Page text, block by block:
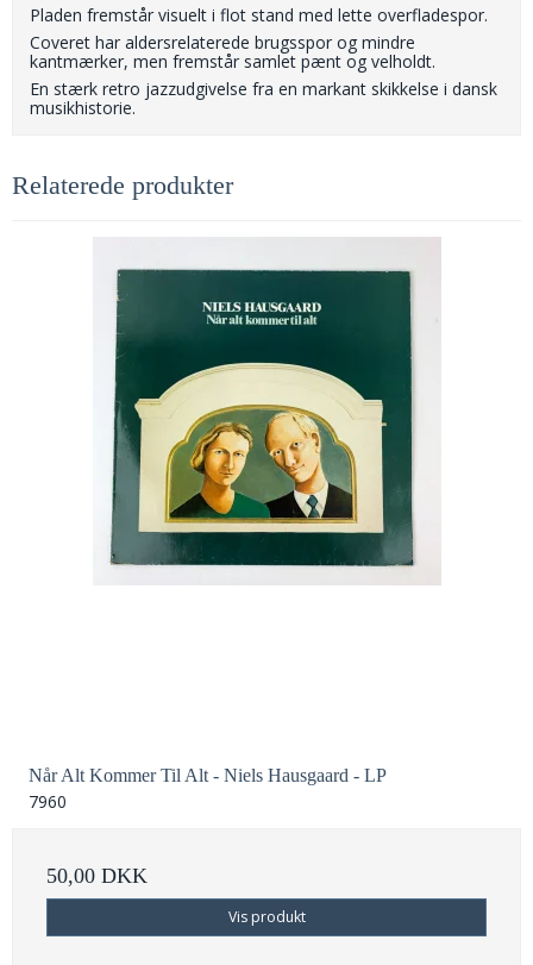
Pladen fremstår visuelt i flot stand med lette overfladespor.
Coveret har aldersrelaterede brugsspor og mindre
kantmærker, men fremstår samlet pænt og velholdt.
En stærk retro jazzudgivelse fra en markant skikkelse i dansk
musikhistorie.
Relaterede produkter
Når Alt Kommer Til Alt - Niels Hausgaard - LP
7960
50,00 DKK
Vis produkt